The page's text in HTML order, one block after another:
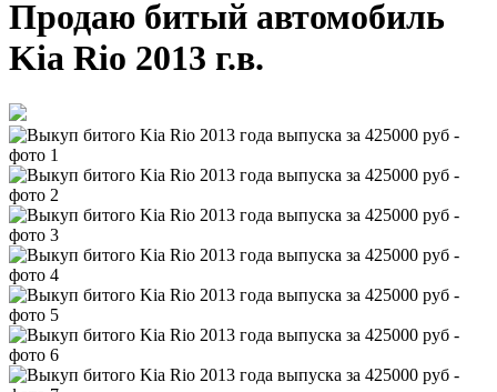
Продаю битый автомобиль
Kia Rio 2013 г.в.